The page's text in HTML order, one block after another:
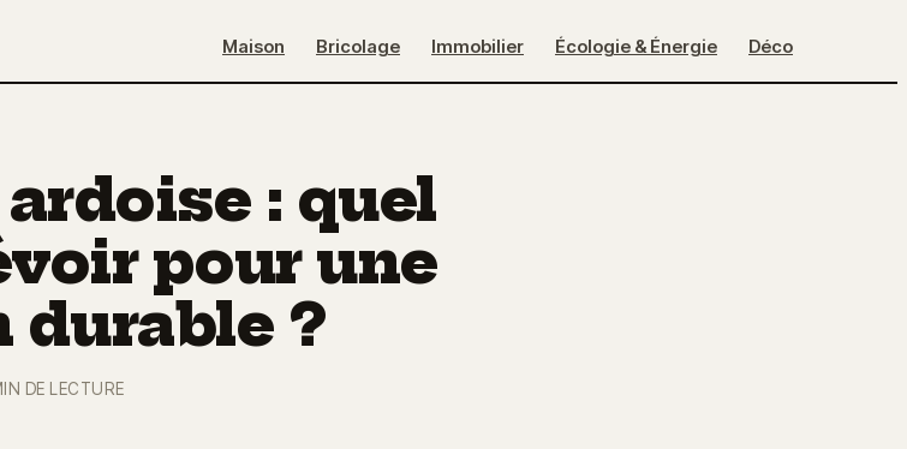
Maison Bricolage Immobilier Écologie & Énergie Déco
: quel
pour une
?
DE LECTURE